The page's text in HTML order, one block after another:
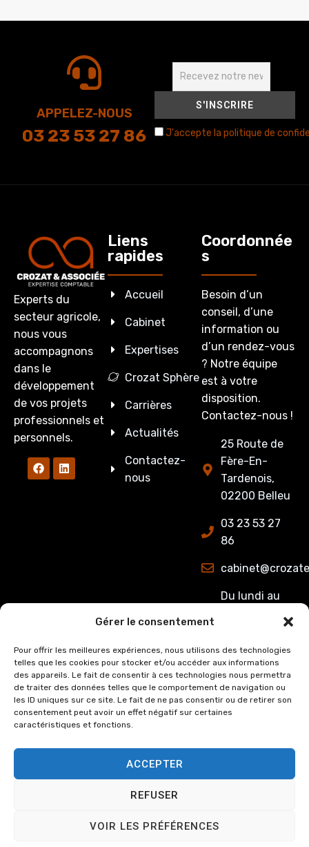
Gérer le consentement
Pour offrir les meilleures expériences, nous utilisons des technologies
telles que les cookies pour stocker et/ou accéder aux informations
des appareils. Le fait de consentir à ces technologies nous permettra
de traiter des données telles que le comportement de navigation ou
les ID uniques sur ce site. Le fait de ne pas consentir ou de retirer son
consentement peut avoir un effet négatif sur certaines
caractéristiques et fonctions.
ACCEPTER
REFUSER
VOIR LES PRÉFÉRENCES
APPELEZ-NOUS
03 23 53 27 86 J'accepte la politique de
Experts du
secteur agricole,
nous vous
accompagnons
dans le
développement
de vos projets
professionnels et
personnels.
Liens
rapides
Accueil
Cabinet
Expertises
Crozat Sphère
Carrières
Actualités
Contactez-
nous
Coordonnée
s
Besoin d’un
conseil, d’une
information ou
d’un rendez-vous
? Notre équipe
est à votre
disposition.
Contactez-nous !
25 Route de
Fère-En-
Tardenois,
02200 Belleu
03 23 53 27
86
Du lundi au
8h00 à 12h15
et de 13h15 à
17h00.
Le Vendredi :
de 8h00 à
12h15 et de
Crozat et Associée, tous
Politique de